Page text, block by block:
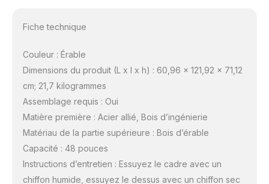
Fiche technique
Couleur : Érable
Dimensions du produit (L x l x h) : 60,96 x 121,92 x 71,12
cm; 21,7 kilogrammes
Assemblage requis : Oui
Matière première : Acier allié, Bois d’ingénierie
Matériau de la partie supérieure : Bois d’érable
Capacité : 48 pouces
Instructions d’entretien : Essuyez le cadre avec un
chiffon humide, essuyez le dessus avec un chiffon sec